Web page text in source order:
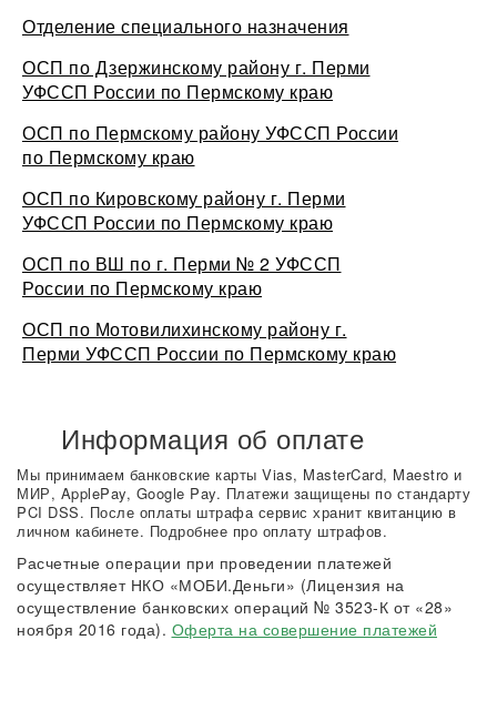
Отделение специального назначения
ОСП по Дзержинскому району г. Перми
УФССП России по Пермскому краю
ОСП по Пермскому району УФССП России
по Пермскому краю
ОСП по Кировскому району г. Перми
УФССП России по Пермскому краю
ОСП по ВШ по г. Перми № 2 УФССП
России по Пермскому краю
ОСП по Мотовилихинскому району г.
Перми УФССП России по Пермскому краю
Информация об оплате
Мы принимаем банковские карты Vias, MasterCard, Maestro и
МИР, ApplePay, Google Pay. Платежи защищены по стандарту
PCI DSS. После оплаты штрафа сервис хранит квитанцию в
личном кабинете. Подробнее про оплату штрафов.
Расчетные операции при проведении платежей
осуществляет НКО «МОБИ.Деньги» (Лицензия на
осуществление банковских операций № 3523-К от «28»
ноября 2016 года). Оферта на совершение платежей